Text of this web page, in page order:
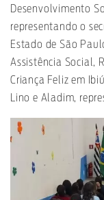
Desenvolvimento
representando o
Estado de São
Assistência Social,
Criança Feliz em
Lino e Aladim,